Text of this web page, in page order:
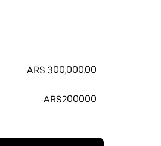
ARS 300,000.00
ARS200000